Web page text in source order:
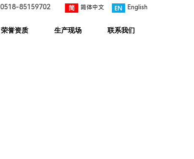
0518-85159702
荣誉资质 生产现场 联系我们
简体中文 English